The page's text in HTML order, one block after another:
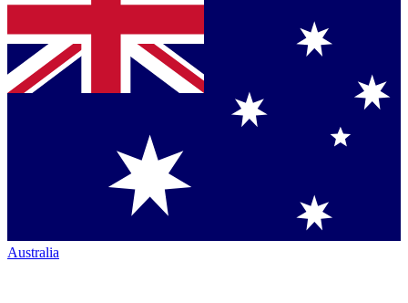
Australia